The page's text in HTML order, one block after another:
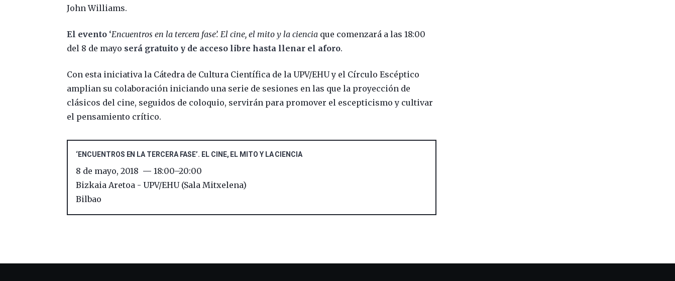
John Williams.
El evento ‘Encuentros en la tercera fase’. El cine, el mito y la ciencia que comenzará a las 18:00
del 8 de mayo será gratuito y de acceso libre hasta llenar el aforo.
Con esta iniciativa la Cátedra de Cultura Científica de la UPV/EHU y el Círculo Escéptico
amplian su colaboración iniciando una serie de sesiones en las que la proyección de
clásicos del cine, seguidos de coloquio, servirán para promover el escepticismo y cultivar
el pensamiento crítico.
‘ENCUENTROS EN LA TERCERA FASE’. EL CINE, EL MITO Y LA CIENCIA
8 de mayo, 2018 18:00–20:00
Bizkaia Aretoa - UPV/EHU (Sala Mitxelena)
Bilbao